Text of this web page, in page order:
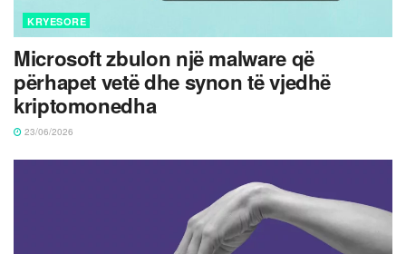
KRYESORE
Microsoft zbulon një malware që
përhapet vetë dhe synon të vjedhë
kriptomonedha
23/06/2026